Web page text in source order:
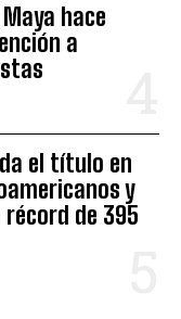
hace
a
el título en
y
récord de 395